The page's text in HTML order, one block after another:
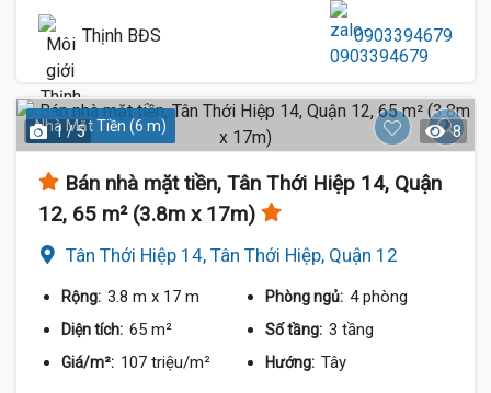
Thịnh BĐS 0903394679
Nhà Mặt Tiền (6 m)
1 / 5 8
Bán nhà mặt tiền, Tân Thới Hiệp 14, Quận
12, 65 m² (3.8m x 17m)
Tân Thới Hiệp 14, Tân Thới Hiệp, Quận 12
Rộng: 3.8 m x 17 m Phòng ngủ: 4 phòng
Diện tích: 65 m² Số tầng: 3 tầng
Giá/m²: 107 triệu/m² Hướng: Tây